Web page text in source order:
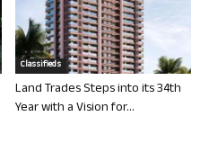
Classifieds
Land Trades Steps into its 34th
Year with a Vision for...